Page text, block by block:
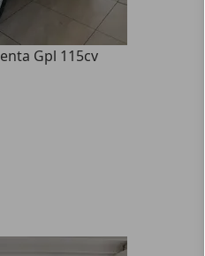
Gpl 115cv